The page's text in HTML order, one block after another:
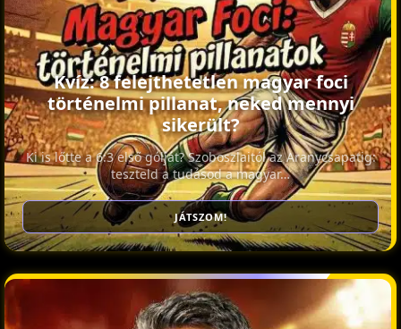
Kvíz: 8 felejthetetlen magyar foci
történelmi pillanat, neked mennyi
sikerült?
Ki is lőtte a 6:3 első gólját? Szoboszlaitól az Aranycsapatig:
teszteld a tudásod a magyar…
JÁTSZOM!